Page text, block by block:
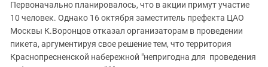
Первоначально планировалось, что в акции примут участие
10 человек. Однако 16 октября заместитель префекта ЦАО
Москвы К.Воронцов отказал организаторам в проведении
пикета, аргументируя свое решение тем, что территория
Краснопресненской набережной "непригодна для проведения